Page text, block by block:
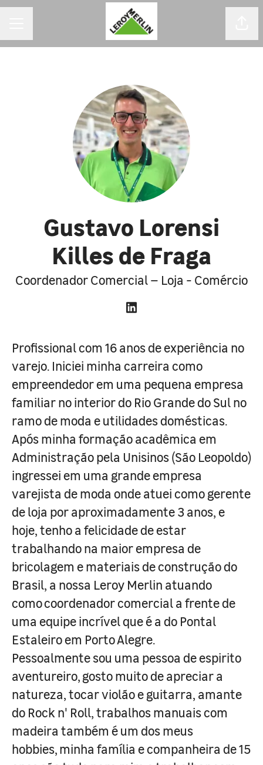
Gustavo Lorensi
Killes de Fraga
Coordenador Comercial – Loja - Comércio
Profissional com 16 anos de experiência no
varejo. Iniciei minha carreira como
empreendedor em uma pequena empresa
familiar no interior do Rio Grande do Sul no
ramo de moda e utilidades domésticas.
Após minha formação acadêmica em
Administração pela Unisinos (São Leopoldo)
ingressei em uma grande empresa
varejista de moda onde atuei como gerente
de loja por aproximadamente 3 anos, e
hoje, tenho a felicidade de estar
trabalhando na maior empresa de
bricolagem e materiais de construção do
Brasil, a nossa Leroy Merlin atuando
como coordenador comercial a frente de
uma equipe incrível que é a do Pontal
Estaleiro em Porto Alegre.
Pessoalmente sou uma pessoa de espirito
aventureiro, gosto muito de apreciar a
natureza, tocar violão e guitarra, amante
do Rock n' Roll, trabalhos manuais com
madeira também é um dos meus
hobbies, minha família e companheira de 15